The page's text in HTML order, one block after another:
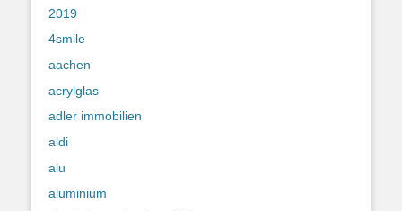
2019
4smile
aachen
acrylglas
adler immobilien
aldi
alu
aluminium